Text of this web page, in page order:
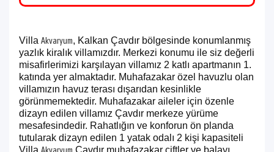
Villa Akvaryum, Kalkan Çavdır bölgesinde konumlanmış
yazlık kiralık villamızdır. Merkezi konumu ile siz değerli
misafirlerimizi karşılayan villamız 2 katlı apartmanın 1.
katında yer almaktadır. Muhafazakar özel havuzlu olan
villamızın havuz terası dışarıdan kesinlikle
görünmemektedir. Muhafazakar aileler için özenle
dizayn edilen villamız Çavdır merkeze yürüme
mesafesindedir. Rahatlığın ve konforun ön planda
tutularak dizayn edilen 1 yatak odalı 2 kişi kapasiteli